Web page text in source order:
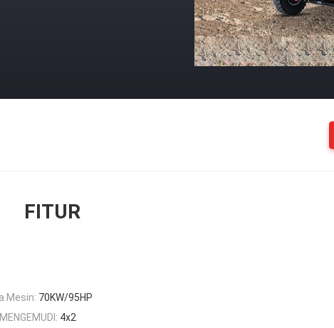
FITUR
Mesin: 70KW/95HP
4x2